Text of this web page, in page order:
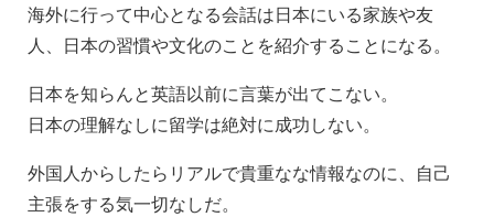
海外に行って中心となる会話は日本にいる家族や友
人、日本の習慣や文化のことを紹介することになる。
日本を知らんと英語以前に言葉が出てこない。
日本の理解なしに留学は絶対に成功しない。
外国人からしたらリアルで貴重なな情報なのに、自己
主張をする気一切なしだ。